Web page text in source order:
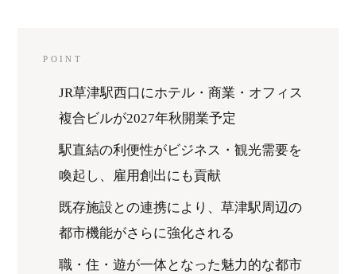
POINT
JR草津駅西口にホテル・商業・オフィス
複合ビルが2027年秋開業予定
駅直結の利便性がビジネス・観光需要を
喚起し、雇用創出にも貢献
既存施設との連携により、草津駅周辺の
都市機能がさらに強化される
職・住・遊が一体となった魅力的な都市